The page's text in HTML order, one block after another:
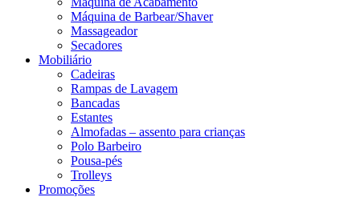
Máquina de Barbear/Shaver
Massageador
Secadores
Mobiliário
Cadeiras
Rampas de Lavagem
Bancadas
Estantes
Almofadas – assento para crianças
Polo Barbeiro
Pousa-pés
Trolleys
Promoções